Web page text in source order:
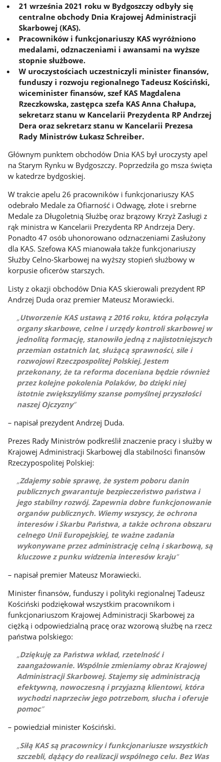
21 września 2021 roku w Bydgoszczy odbyły się
centralne obchody Dnia Krajowej Administracji
Skarbowej (KAS).
Pracowników i funkcjonariuszy KAS wyróżniono
medalami, odznaczeniami i awansami na wyższe
stopnie służbowe.
W uroczystościach uczestniczyli minister finansów,
funduszy i rozwoju regionalnego Tadeusz Kościński,
wiceminister finansów, szef KAS Magdalena
Rzeczkowska, zastępca szefa KAS Anna Chałupa,
sekretarz stanu w Kancelarii Prezydenta RP Andrzej
Dera oraz sekretarz stanu w Kancelarii Prezesa
Rady Ministrów Łukasz Schreiber.
Głównym punktem obchodów Dnia KAS był uroczysty apel
na Starym Rynku w Bydgoszczy. Poprzedziła go msza święta
w katedrze bydgoskiej.
W trakcie apelu 26 pracowników i funkcjonariuszy KAS
odebrało Medale za Ofiarność i Odwagę, złote i srebrne
Medale za Długoletnią Służbę oraz brązowy Krzyż Zasługi z
rąk ministra w Kancelarii Prezydenta RP Andrzeja Dery.
Ponadto 47 osób uhonorowano odznaczeniami Zasłużony
dla KAS. Szefowa KAS mianowała także funkcjonariuszy
Służby Celno-Skarbowej na wyższy stopień służbowy w
korpusie oficerów starszych.
Listy z okazji obchodów Dnia KAS skierowali prezydent RP
Andrzej Duda oraz premier Mateusz Morawiecki.
Utworzenie KAS ustawą z 2016 roku, która połączyła
organy skarbowe, celne i urzędy kontroli skarbowej w
jednolitą formację, stanowiło jedną z najistotniejszych
przemian ostatnich lat, służącą sprawności, sile i
rozwojowi Rzeczpospolitej Polskiej. Jestem
przekonany, że ta reforma doceniana będzie również
przez kolejne pokolenia Polaków, bo dzięki niej
istotnie zwiększyliśmy szanse pomyślnej przyszłości
naszej Ojczyzny
– napisał prezydent Andrzej Duda.
Prezes Rady Ministrów podkreślił znaczenie pracy i służby w
Krajowej Administracji Skarbowej dla stabilności finansów
Rzeczypospolitej Polskiej:
Zdajemy sobie sprawę, że system poboru danin
publicznych gwarantuje bezpieczeństwo państwa i
jego stabilny rozwój. Zapewnia dobre funkcjonowanie
organów publicznych. Wiemy wszyscy, że ochrona
interesów i Skarbu Państwa, a także ochrona obszaru
celnego Unii Europejskiej, te ważne zadania
wykonywane przez administrację celną i skarbową, są
kluczowe z punku widzenia interesów kraju
– napisał premier Mateusz Morawiecki.
Minister finansów, funduszy i polityki regionalnej Tadeusz
Kościński podziękował wszystkim pracownikom i
funkcjonariuszom Krajowej Administracji Skarbowej za
ciężką i odpowiedzialną pracę oraz wzorową służbę na rzecz
państwa polskiego:
Dziękuję za Państwa wkład, rzetelność i
zaangażowanie. Wspólnie zmieniamy obraz Krajowej
Administracji Skarbowej. Stajemy się administracją
efektywną, nowoczesną i przyjazną klientowi, która
wychodzi naprzeciw jego potrzebom, słucha i oferuje
pomoc
– powiedział minister Kościński.
Siłą KAS są pracownicy i funkcjonariusze wszystkich
szczebli, dążący do realizacji wspólnego celu. Bez Was